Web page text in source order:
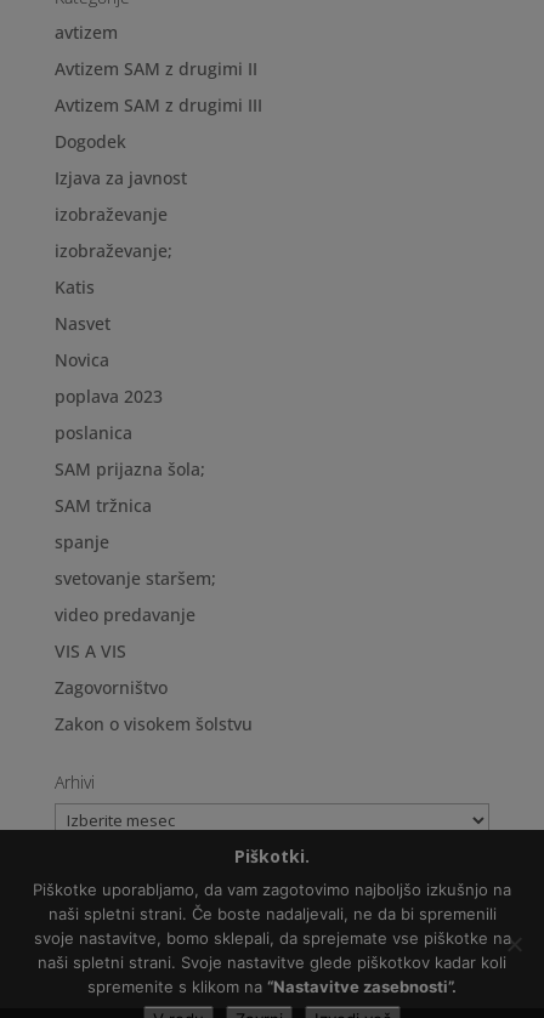
avtizem
Avtizem SAM z drugimi II
Avtizem SAM z drugimi III
Dogodek
Izjava za javnost
izobraževanje
izobraževanje;
Katis
Nasvet
Novica
poplava 2023
poslanica
SAM prijazna šola;
SAM tržnica
spanje
svetovanje staršem;
video predavanje
VIS A VIS
Zagovorništvo
Zakon o visokem šolstvu
Arhivi
Arhivi
Politika varovanja osebnih podatkov
Copyright © 2018 Zveza NVO za avtizem Slovenije
Slikovni material:Freepik.com, Pixabay.com,
Piškotki.
Piškotke uporabljamo, da vam zagotovimo najboljšo izkušnjo na
naši spletni strani. Če boste nadaljevali, ne da bi spremenili
svoje nastavitve, bomo sklepali, da sprejemate vse piškotke na
naši spletni strani. Svoje nastavitve glede piškotkov kadar koli
spremenite s klikom na “Nastavitve zasebnosti”.